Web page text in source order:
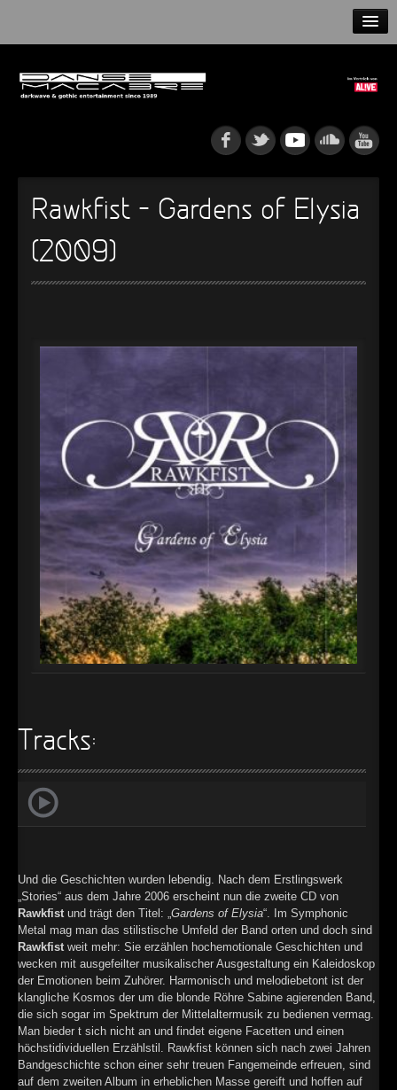
NEWS
► Rattenfänger
► Alltag macht tot
Oberer Totpunkt
► Die Krieger
Oberer Totpunkt
► Imperator
Oberer Totpunkt
► Maschinenherz
Oberer Totpunkt
► Der Siebte Tag
Oberer Totpunkt
► Langfristig gesehen (sind wir alle tot)
Oberer Totpunkt
► Blutmond
Oberer Totpunkt
► Totentanz
Oberer Totpunkt
► Gevatter Tod
►
►
►
►
►
►
Rawkfist – Gardens of Elysia
(2009)
Tracks:
Und die Geschichten wurden lebendig. Nach dem Erstlingswerk
„Stories“ aus dem Jahre 2006 erscheint nun die zweite CD von
Rawkfist und trägt den Titel: „ Gardens of Elysia“. Im Symphonic
Metal mag man das stilistische Umfeld der Band orten und doch sind
Rawkfist weit mehr: Sie erzählen hochemotionale Geschichten und
wecken mit ausgefeilter musikalischer Ausgestaltung ein Kaleidoskop
der Emotionen beim Zuhörer. Harmonisch und melodiebetont ist der
klangliche Kosmos der um die blonde Röhre Sabine agierenden Band,
die sich sogar im Spektrum der Mittelaltermusik zu bedienen vermag.
Man bieder t sich nicht an und findet eigene Facetten und einen
höchstidividuellen Erzählstil. Rawkfist können sich nach zwei Jahren
Bandgeschichte schon einer sehr treuen Fangemeinde erfreuen, sind
auf dem zweiten Album in erheblichen Masse gereift und hoffen auf